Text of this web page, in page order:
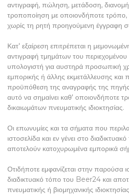
αντιγραφή, πώληση, μετάδοση,
τροποποίηση με οποιονδήποτε τρόπο,
χωρίς τη ρητή προηγούμενη έγγραφη
Κατ' εξαίρεση επιτρέπεται η
αντιγραφή τμημάτων του
υπολογιστή για αυστηρά προσωπική
εμπορικής ή άλλης εκμετάλλευσης και
προϋπόθεση της αναγραφής της
αυτό να σημαίνει καθ' οποιονδήποτε
δικαιωμάτων πνευματικής ιδιοκτησίας.
Οι επωνυμίες και τα σήματα που
ιστοσελίδα και εν γένει στο
αποτελούν κατοχυρωμένα εμπορικά
Οτιδήποτε εμφανίζεται στην παρούσα
διαδικτυακό τόπο του Beer24 και
πνευματικής ή βιομηχανικής